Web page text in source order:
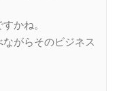
かね。
がらそのビジネス